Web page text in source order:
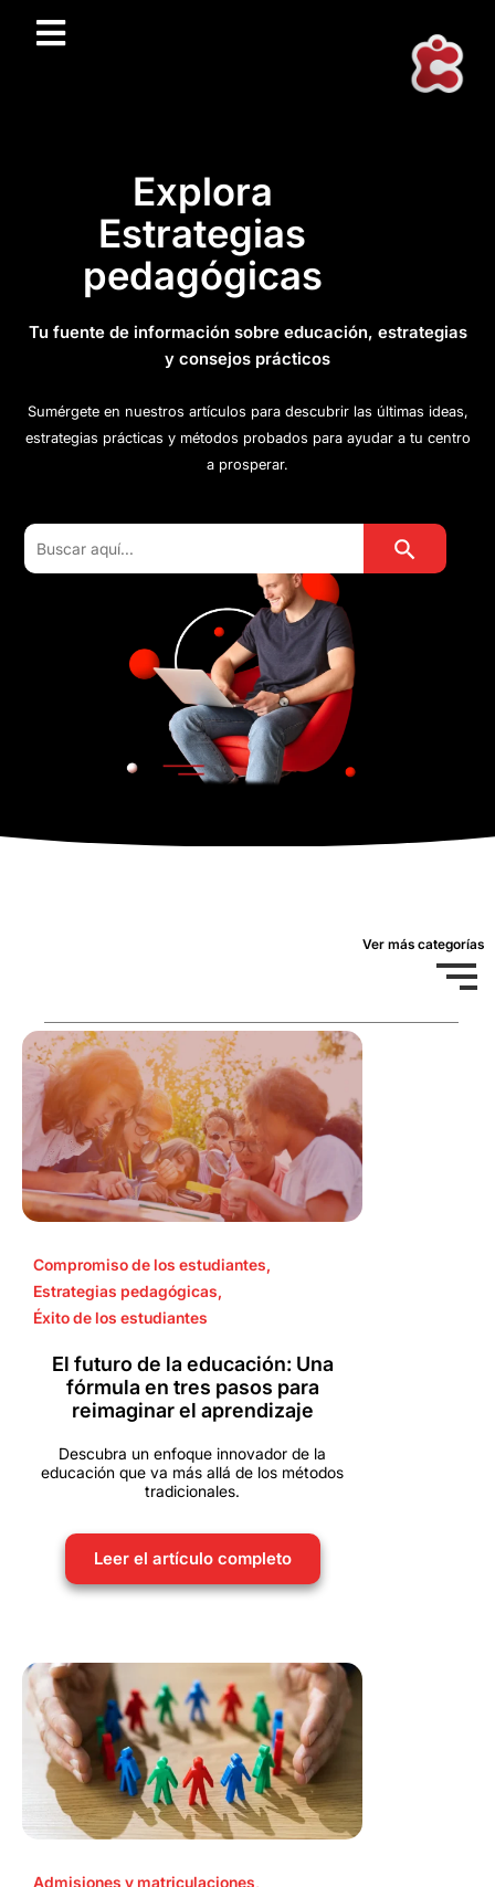
Explora
Estrategias
pedagógicas
Tu fuente de información sobre educación, estrategias
y consejos prácticos
Sumérgete en nuestros artículos para descubrir las últimas ideas,
estrategias prácticas y métodos probados para ayudar a tu centro
a prosperar.
Buscar: Botón de
Ver más categorías
Compromiso de los estudiantes,
Estrategias pedagógicas,
Éxito de los estudiantes
El futuro de la educación: Una
fórmula en tres pasos para
reimaginar el aprendizaje
Descubra un enfoque innovador de la
educación que va más allá de los métodos
tradicionales.
Leer el artículo completo
Admisiones y matriculaciones,